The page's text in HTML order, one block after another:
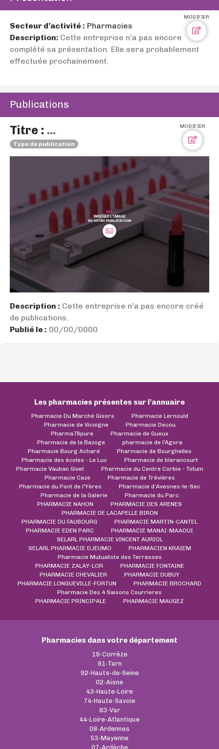
MODIFIER
Secteur d’activité : Pharmacies
Description: Cette entreprise n’a pas encore
complété sa présentation. Elle sera probablement
effectuée prochainement.
Publications
MODIFIER
Titre : ...
Type de publication
Description : Cette entreprise n’a pas encore créé
de publications.
Publié le : 00/00/0000
Les pharmacies présentes sur l’annuaire
Pharmacie Du Marché Gisors
Pharmacie Lernould
Pharmacie de Vicoigne
Pharmacie Decou
Pharma78pure
Pharmacie de Gueux
Pharmacie de la Bazoge
pharmacie de l'Agora
Pharmacie Bourg Achard
Pharmacie de Bourghelles
Pharmacie des écoles - Le Luc
Pharmacie de blerancourt
Pharmacie Vauban Givet
Pharmacie du Centre Corbie - Totum
Pharmacie Caze
Pharmacie de Trévières
Pharmacie du Pont de l'Yères
Pharmacie d’Avesnes-le-Sec
Pharmacie de la Galerie
Pharmacie du Parc
PHARMACIE NAHON
PHARMACIE DES ARENES
PHARMACIE DE LACAPELLE BIRON
PHARMACIE DU FAUBOURG
PHARMACIE MARTIN-CANTEL
PHARMACIE EDEN PARC
PHARMACIE MANAI-MAAOUI
SELARL PHARMACIE VINCENT AURIOL
SELARL PHARMACIE DJEUMO
PHARMACIEN KRAIEM
Pharmacie Mutualiste des Terrasses
PHARMACIE ZALAY-LOR
PHARMACIE FONTAINE
PHARMACIE CHEVALIER
PHARMACIE DUBUY
PHARMACIE LONGUEVILLE-FORTUN
PHARMACIE BROCHARD
Pharmacie Des 4 Saisons Courrieres
PHARMACIE PRINCIPALE
PHARMACIE MAUGEZ
Pharmacies dans votre département
19-Corrèze
81-Tarn
92-Hauts-de-Seine
02-Aisne
43-Haute-Loire
74-Haute-Savoie
83-Var
44-Loire-Atlantique
08-Ardennes
53-Mayenne
07-Ardèche